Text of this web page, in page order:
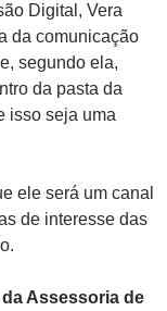
Digital, Vera
da comunicação
segundo ela,
da pasta da
isso seja uma
ele será um canal
de interesse das
Assessoria de